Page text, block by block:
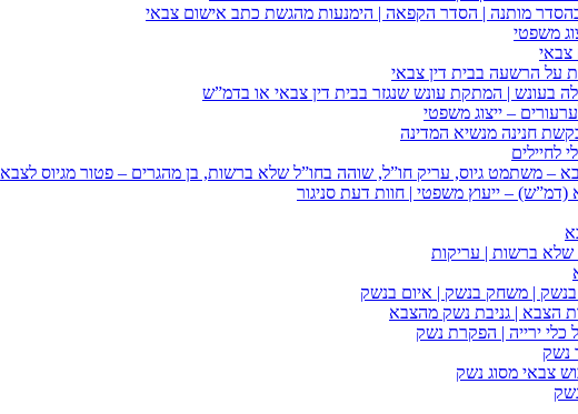
מותנה | הסדר הקפאה | הימנעות מהגשת כתב אישום צבאי
משפטי
צבאי
על הרשעה בבית דין צבאי
בעונש | המתקת עונש שנגזר בבית דין צבאי או בדמ”ש
– ייצוג משפטי
חנינה מנשיא המדינה
לחיילים
– משתמט גיוס, עריק חו”ל, שוהה בחו”ל שלא ברשות, בן מהגרים – פטור מגיוס לצבא
– ייעוץ משפטי | חוות דעת סניגור
שלא ברשות | עריקות
בנשק | משחק בנשק | איום בנשק
הצבא | גניבת נשק מהצבא
כלי ירייה | הפקרת נשק
נשק
צבאי מסוג נשק